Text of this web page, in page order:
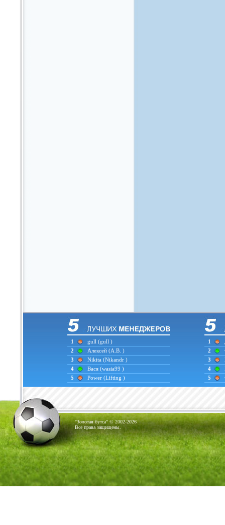
1 gull (gull )
2
Алексей (А.В. )
3
Nikita (Nikandr )
4
Вася (wasia99 )
5
Power (Lifting )
1
2
3
4
5
"Золотая бутса" © 2002-2026
Все права защищены.